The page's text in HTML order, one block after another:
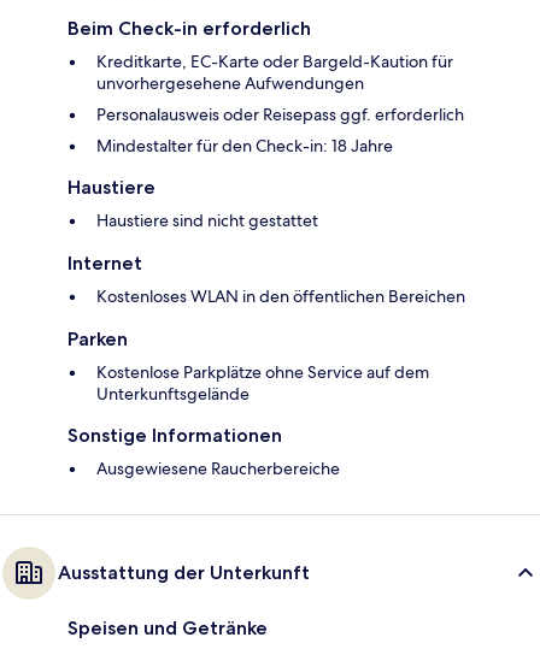
Beim Check-in erforderlich
Kreditkarte, EC-Karte oder Bargeld-Kaution für
unvorhergesehene Aufwendungen
Personalausweis oder Reisepass ggf. erforderlich
Mindestalter für den Check-in: 18 Jahre
Haustiere
Haustiere sind nicht gestattet
Internet
Kostenloses WLAN in den öffentlichen Bereichen
Parken
Kostenlose Parkplätze ohne Service auf dem
Unterkunftsgelände
Sonstige Informationen
Ausgewiesene Raucherbereiche
Ausstattung der Unterkunft
Speisen und Getränke